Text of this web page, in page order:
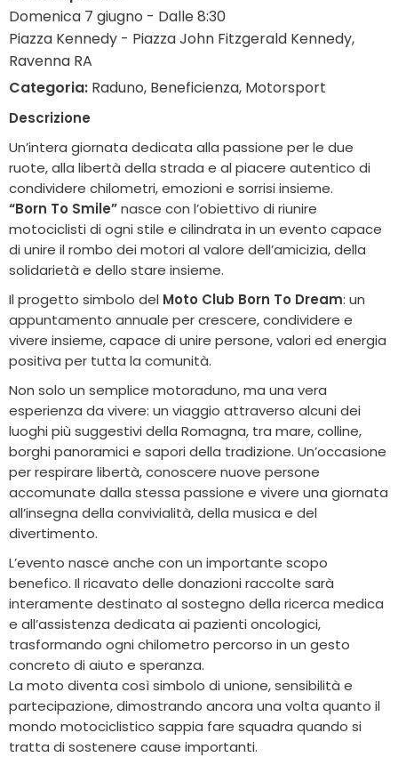
Domenica 7 giugno - Dalle 8:30
Piazza Kennedy - Piazza John Fitzgerald Kennedy,
Ravenna RA
Categoria: Raduno, Beneficienza, Motorsport
Descrizione
Un’intera giornata dedicata alla passione per le due
ruote, alla libertà della strada e al piacere autentico di
condividere chilometri, emozioni e sorrisi insieme.
“Born To Smile”nasce con l’obiettivo di riunire
motociclisti di ogni stile e cilindrata in un evento capace
di unire il rombo dei motori al valore dell’amicizia, della
solidarietà e dello stare insieme.
Il progetto simbolo del Moto Club Born To Dream: un
appuntamento annuale per crescere, condividere e
vivere insieme, capace di unire persone, valori ed energia
positiva per tutta la comunità.
Non solo un semplice motoraduno, ma una vera
esperienza da vivere: un viaggio attraverso alcuni dei
luoghi più suggestivi della Romagna, tra mare, colline,
borghi panoramici e sapori della tradizione. Un’occasione
per respirare libertà, conoscere nuove persone
accomunate dalla stessa passione e vivere una giornata
all’insegna della convivialità, della musica e del
divertimento.
L’evento nasce anche con un importante scopo
benefico. Il ricavato delle donazioni raccolte sarà
interamente destinato al sostegno della ricerca medica
e all’assistenza dedicata ai pazienti oncologici,
trasformando ogni chilometro percorso in un gesto
concreto di aiuto e speranza.
La moto diventa così simbolo di unione, sensibilità e
partecipazione, dimostrando ancora una volta quanto il
mondo motociclistico sappia fare squadra quando si
tratta di sostenere cause importanti.